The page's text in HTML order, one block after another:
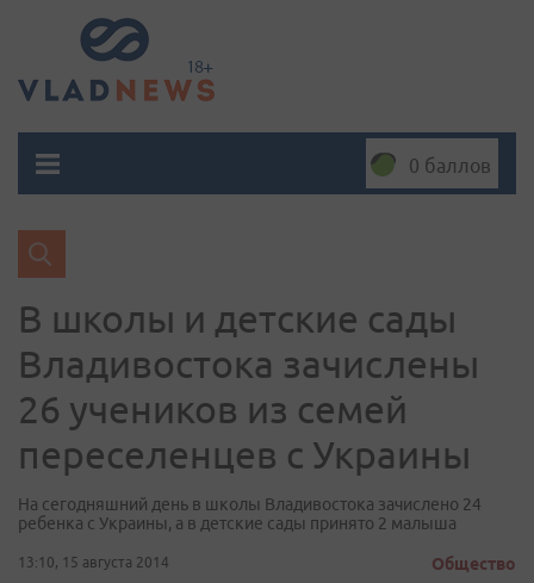
0 баллов
В школы и детские сады
Владивостока зачислены
26 учеников из семей
переселенцев с Украины
На сегодняшний день в школы Владивостока зачислено 24
ребенка с Украины, а в детские сады принято 2 малыша
13:10, 15 августа 2014 Общество